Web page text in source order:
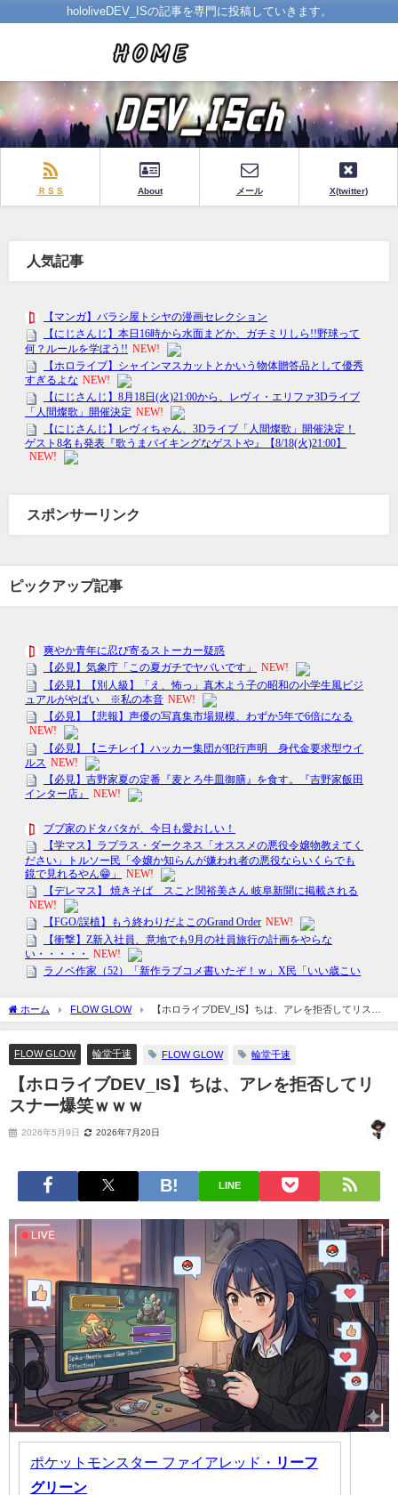
hololiveDEV_ISの記事を専門に投稿していきます。
ＲＳＳ About メール X(twitter)
人気記事
スポンサーリンク
ピックアップ記事
ホーム FLOW GLOW
【ホロライブDEV_IS】ちは、アレを拒否してリスナ
ー爆笑ｗｗｗ
FLOW GLOW 輪堂千速 FLOW GLOW 輪堂千速
【ホロライブDEV_IS】ちは、アレを拒否してリ
スナー爆笑ｗｗｗ
2026年5月9日 2026年7月20日
LINE
ポケットモンスター ファイアレッド・ リーフ
グリーン